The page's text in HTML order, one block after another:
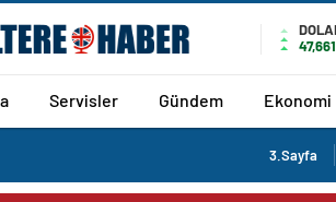
Servisler Gündem Ekonomi
3.Sayfa